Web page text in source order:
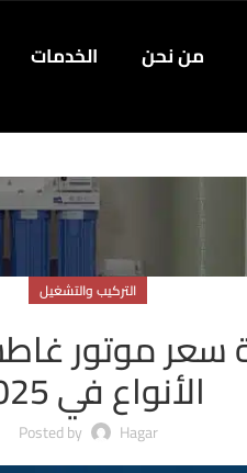
من نحن الخدمات
التركيب والتشغيل
الأنواع في 2025
Posted by Hagar